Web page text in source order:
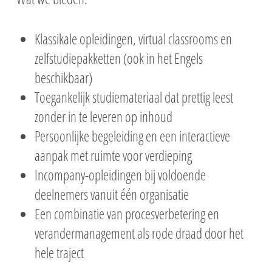
Klassikale opleidingen, virtual classrooms en
zelfstudiepakketten (ook in het Engels
beschikbaar)
Toegankelijk studiemateriaal dat prettig leest
zonder in te leveren op inhoud
Persoonlijke begeleiding en een interactieve
aanpak met ruimte voor verdieping
Incompany-opleidingen bij voldoende
deelnemers vanuit één organisatie
Een combinatie van procesverbetering en
verandermanagement als rode draad door het
hele traject